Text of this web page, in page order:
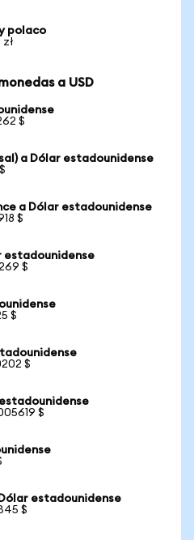
polaco
a USD
$
a Dólar estadounidense
a Dólar estadounidense
$
estadounidense
$
$
$
$
estadounidense
$